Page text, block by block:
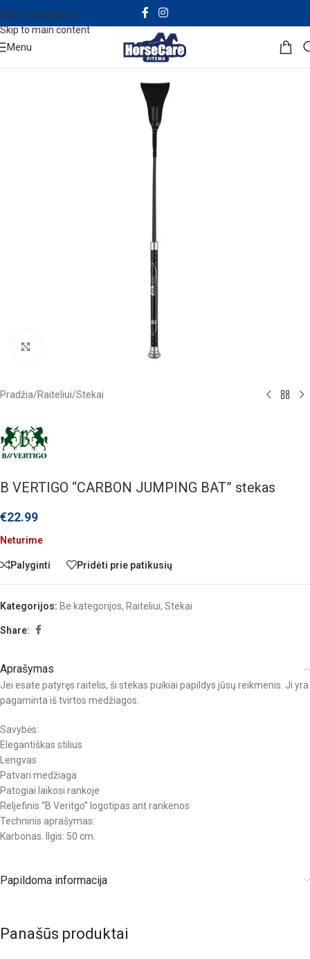
Skip to navigation
Skip to main content
Menu
Pradžia/Raiteliui/Stekai
B VERTIGO “CARBON JUMPING BAT” stekas
€22.99
Neturime
Palyginti Pridėti prie patikusių
Kategorijos: Be kategorijos, Raiteliui, Stekai
Share:
Aprašymas
Jei esate patyręs raitelis, ši stekas puikiai papildys jūsų reikmenis. Ji yra
pagaminta iš tvirtos medžiagos.
Savybės:
Elegantiškas stilius
Lengvas
Patvari medžiaga
Patogiai laikosi rankoje
Reljefinis “B Veritgo” logotipas ant rankenos
Techninis aprašymas:
Karbonas. Ilgis: 50 cm.
Papildoma informacija
Panašūs produktai